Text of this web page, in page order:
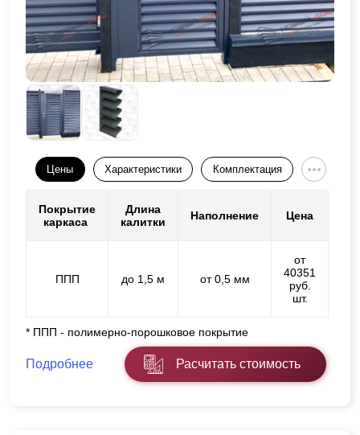
Цены Характеристики Комплектация
Покрытие
каркаса
Длина
калитки
Наполнение Цена
ППП до 1,5 м от 0,5 мм
от
40351
руб.
шт.
* ППП - полимерно-порошковое покрытие
Подробнее Расчитать стоимость